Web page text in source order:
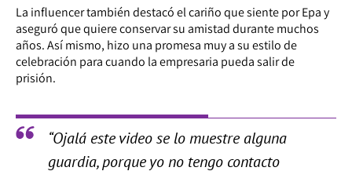
La influencer también destacó el cariño que siente por Epa y
aseguró que quiere conservar su amistad durante muchos
años. Así mismo, hizo una promesa muy a su estilo de
celebración para cuando la empresaria pueda salir de
prisión.
“Ojalá este video se lo muestre alguna
guardia, porque yo no tengo contacto